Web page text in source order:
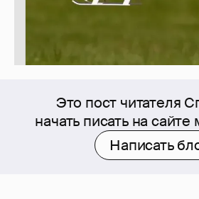
Это пост читателя
начать писать на
Написать